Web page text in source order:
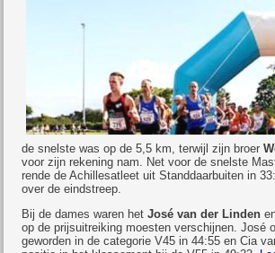
de snelste was op de 5,5 km, terwijl zijn broer
voor zijn rekening nam. Net voor de snelste
rende de Achillesatleet uit Standdaarbuiten in
over de eindstreep.
Bij de dames waren hetJosé van der Linden
op de prijsuitreiking moesten verschijnen. José
geworden in de categorie V45 in 44:55 en Cia